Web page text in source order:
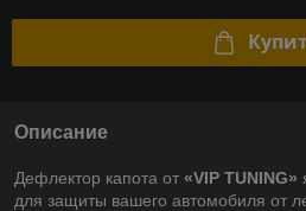
Описание
Дефлектор капота от «VIP TUNING»
для защиты вашего автомобиля от